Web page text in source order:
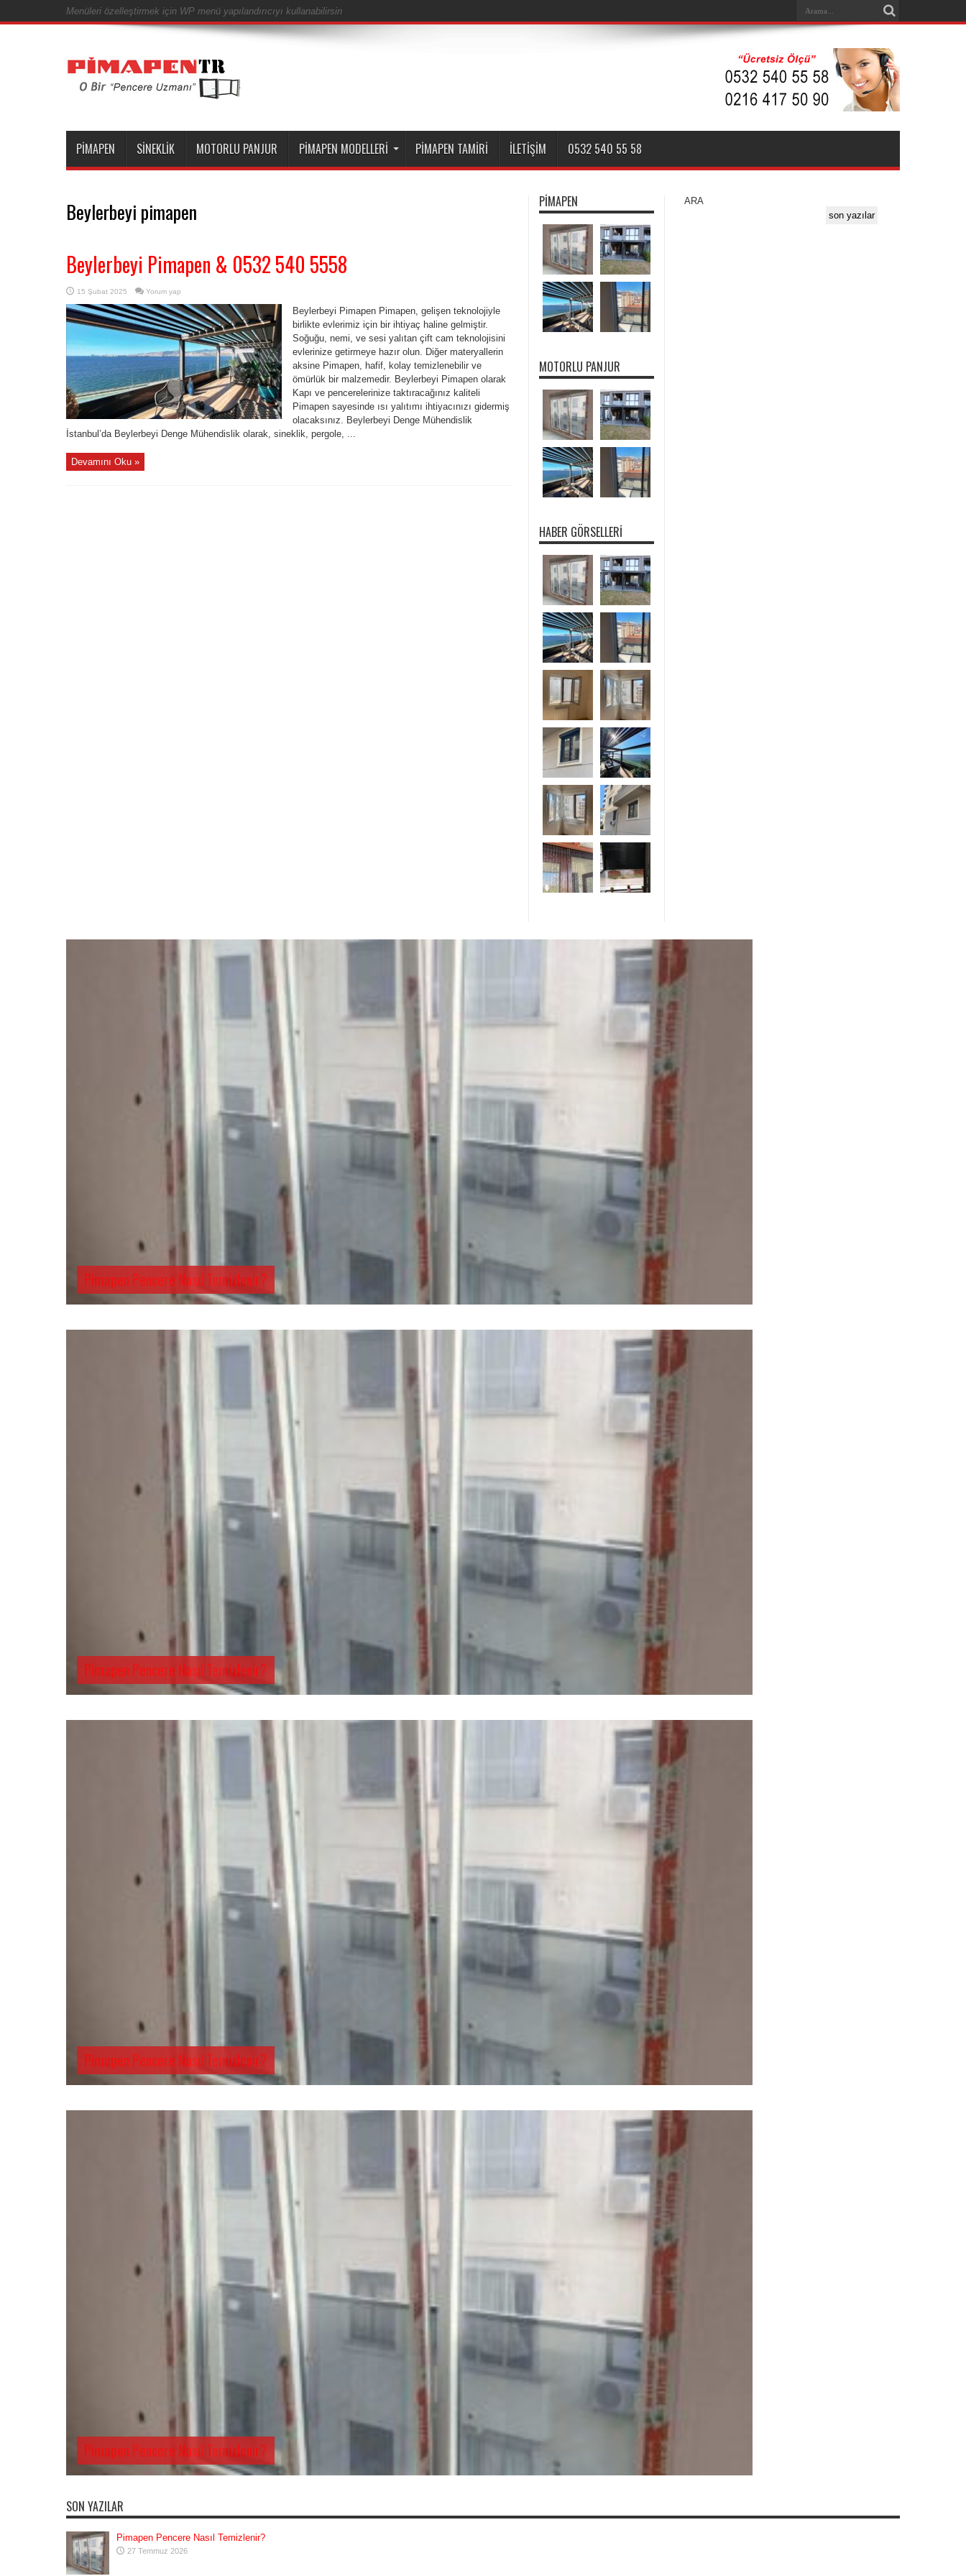
Menüleri özelleştirmek için WP menü yapılandırıcıyı kullanabilirsin
PIMAPEN SINEKLIK MOTORLU PANJUR PIMAPEN MODELLERI PIMAPEN TAMIRI İLETIŞIM 0532 540 55 58
Beylerbeyi pimapen
Beylerbeyi Pimapen & 0532 540 5558
15 Şubat 2025 Yorum yap
Beylerbeyi Pimapen Pimapen, gelişen teknolojiyle
birlikte evlerimiz için bir ihtiyaç haline gelmiştir.
Soğuğu, nemi, ve sesi yalıtan çift cam teknolojisini
evlerinize getirmeye hazır olun. Diğer materyallerin
aksine Pimapen, hafif, kolay temizlenebilir ve
ömürlük bir malzemedir. Beylerbeyi Pimapen olarak
Kapı ve pencerelerinize taktıracağınız kaliteli
Pimapen sayesinde ısı yalıtımı ihtiyacınızı gidermiş
olacaksınız. Beylerbeyi Denge Mühendislik
İstanbul’da Beylerbeyi Denge Mühendislik olarak, sineklik, pergole, ...
Devamını Oku »
PIMAPEN
MOTORLU PANJUR
HABER GÖRSELLERI
ARA
son yazılar
Pimapen Pencere Nasıl Temizlenir?
Pimapen Pencere Nasıl Temizlenir?
Pimapen Pencere Nasıl Temizlenir?
Pimapen Pencere Nasıl Temizlenir?
SON YAZILAR
Pimapen Pencere Nasıl Temizlenir?
27 Temmuz 2026